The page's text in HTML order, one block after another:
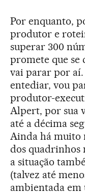
Por enquanto,
produtor e
superar 300
promete que
vai parar por aí.
entediar, vou
produtor-
Alpert, por sua
até a décima
Ainda há muito
dos quadrinhos
a situação
(talvez até
ambientada em